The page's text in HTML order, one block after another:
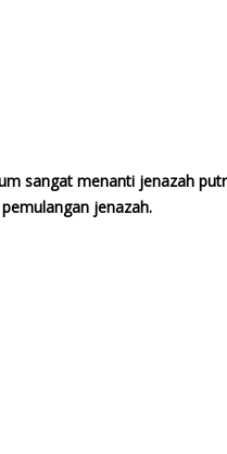
sangat menanti jenazah
jenazah.